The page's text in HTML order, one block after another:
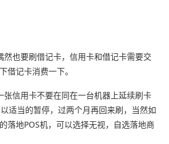
然也要刷借记卡，信用卡和借记卡需要交
借记卡消费一下。
张信用卡不要在同在一台机器上延续刷卡
适当的暂停，过两个月再回来刷，当然如
落地POS机，可以选择无视，自选落地商